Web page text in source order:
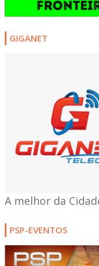
GIGANET
A melhor da
PSP-EVENTOS